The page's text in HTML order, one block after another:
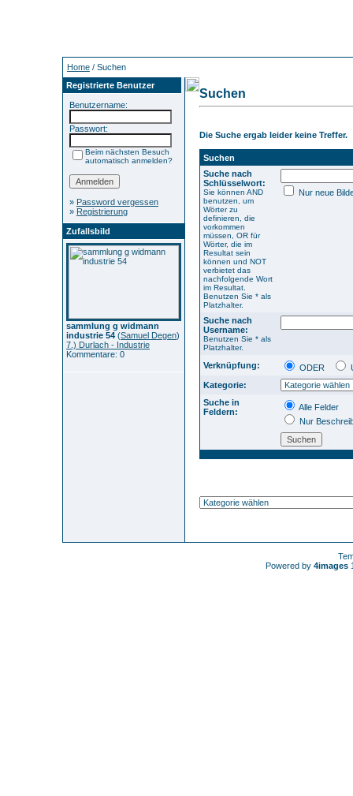
Home / Suchen
Registrierte Benutzer
Benutzername:
Passwort:
Beim nächsten Besuch
automatisch anmelden?
» Password vergessen
» Registrierung
Zufallsbild
sammlung g widmann
industrie 54 (Samuel Degen)
7.) Durlach - Industrie
Kommentare: 0
Suchen
Die Suche ergab leider keine Treffer.
Suchen
Suche nach
Schlüsselwort:
Sie können AND
benutzen, um
Wörter zu
definieren, die
vorkommen
müssen, OR für
Wörter, die im
Resultat sein
können und NOT
verbietet das
nachfolgende Wort
im Resultat.
Benutzen Sie * als
Platzhalter.
Nur neue
Suche nach
Username:
Benutzen Sie * als
Platzhalter.
Verknüpfung: ODER
Kategorie:
Suche in
Feldern:
Alle Felder
Nur
Powered by 4images